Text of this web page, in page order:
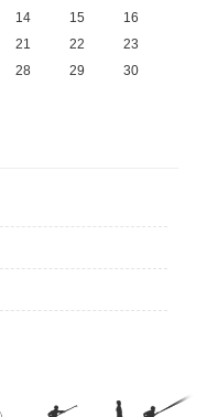
14 15
16
21 22
23
28 29
30